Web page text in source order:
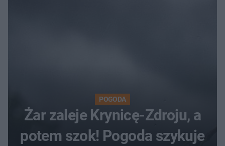
POGODA
Żar zaleje Krynicę-Zdroju, a
potem szok! Pogoda szykuje